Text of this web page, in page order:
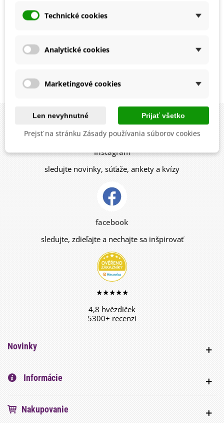
Plantago coronopus -
Plantago lanceolata - bio
Zobrazuje sa 1-4 z 4 položiek
instagram
sledujte novinky, súťaže, ankety a kvízy
facebook
sledujte, zdieľajte a nechajte sa inšpirovať
★★★★★
4,8 hvězdiček
5300+ recenzí
Novinky
Informácie
Nakupovanie
Technické cookies
Analytické cookies
Marketingové cookies
Len nevyhnutné Prijať všetko
Prejsť na stránku Zásady používania súborov cookies